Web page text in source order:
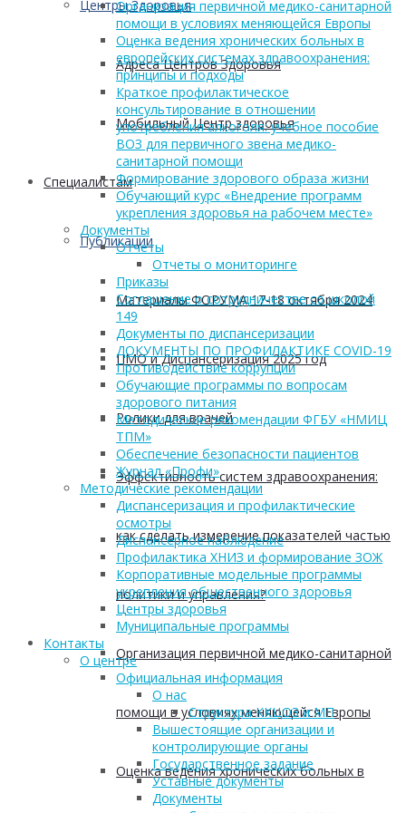
Центры Здоровья
Адреса Центров Здоровья
Мобильный Центр здоровья
Cпециалистам
Публикации
Материалы ФОРУМА 17-18 октября 2024
ПМО и Диспансеризация 2025 год
Ролики для врачей
Эффективность систем здравоохранения:
как сделать измерение показателей частью
политики и управления?
Организация первичной медико-санитарной
помощи в условиях меняющейся Европы
Оценка ведения хронических больных в
Организация первичной медико-санитарной
помощи в условиях меняющейся Европы
Оценка ведения хронических больных в
европейских системах здравоохранения:
принципы и подходы
Краткое профилактическое
консультирование в отношении
употребления алкоголя: учебное пособие
ВОЗ для первичного звена медико-
санитарной помощи
Формирование здорового образа жизни
Обучающий курс «Внедрение программ
укрепления здоровья на рабочем месте»
Документы
Отчеты
Отчеты о мониторинге
Приказы
Соглашение о сотрудничестве со школой
149
Документы по диспансеризации
ДОКУМЕНТЫ ПО ПРОФИЛАКТИКЕ COVID-19
Противодействие коррупции
Обучающие программы по вопросам
здорового питания
Методические рекомендации ФГБУ «НМИЦ
ТПМ»
Обеспечение безопасности пациентов
Журнал «Профи»
Методические рекомендации
Диспансеризация и профилактические
осмотры
Диспансерное наблюдение
Профилактика ХНИЗ и формирование ЗОЖ
Корпоративные модельные программы
укрепления общественного здоровья
Центры здоровья
Муниципальные программы
Контакты
О центре
Официальная информация
О нас
Структура ККЦОЗ и МП
Вышестоящие организации и
контролирующие органы
Государственное задание
Уставные документы
Документы